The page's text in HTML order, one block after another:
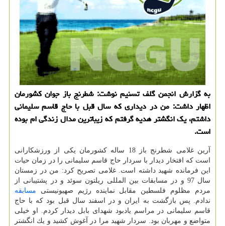
به گزارش انجمن گلف تسنیم نوشت: شطرنج باز جوان كشورمان
اظهار داشت: من در دیداری كه سال قبل با حاج قاسم سلیمانی
داشتم، یك انگشتر هدیه گرفتم كه زیباترین مدال زندگی ام بوده
است.
آرین غلامی شطرنج باز 18 ساله كشورمان یكی از ورزشكارانی
است كه افتخار دیدار با سردار حاج قاسم سلیمانی را در زمان حیات
این فرمانده شهید داشته است. غلامی تصریح كرد: من در زمستان
سال 97 و در مسابقات بین المللی ریلتون سوئد و در پشتیبانی از
مردم مظلوم فلسطین مقابل نماینده رژیم صهیونیستی مسابقه
ندادم. پس بازگشت به ایران و در اسفند سال قبل بود كه با حاج
قاسم سلیمانی در مراسم یادبود شهدای بابل دیدار كردم. او خیلی
متواضع و مهربان بود. سردار شهید مرا در آغوش كشید و یك انگشتر